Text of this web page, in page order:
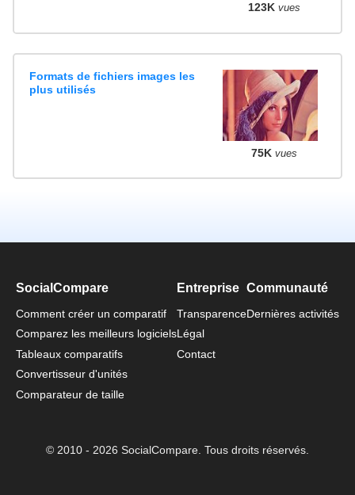
123K vues
Formats de fichiers images les
plus utilisés
75K vues
SocialCompare
Comment créer un comparatif
Comparez les meilleurs logiciels
Tableaux comparatifs
Convertisseur d'unités
Comparateur de taille
Entreprise
Transparence
Légal
Contact
Communauté
Dernières activités
© 2010 - 2026 SocialCompare. Tous droits réservés.